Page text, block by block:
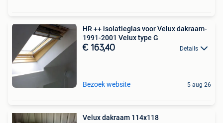
HR ++ isolatieglas voor Velux dakraam-
1991-2001 Velux type G
€ 163,40 Details
Bezoek website 5 aug 26
Velux dakraam 114x118